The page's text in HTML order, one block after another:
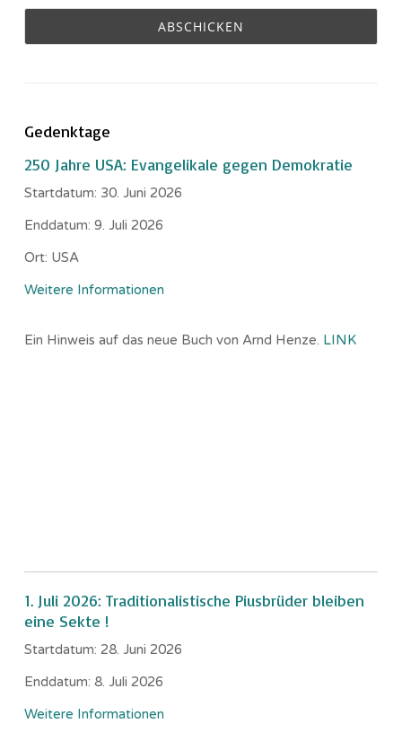
Gedenktage
250 Jahre USA: Evangelikale gegen Demokratie
Startdatum: 30. Juni 2026
Enddatum: 9. Juli 2026
Ort: USA
Weitere Informationen
Ein Hinweis auf das neue Buch von Arnd Henze. LINK
1. Juli 2026: Traditionalistische Piusbrüder bleiben
eine Sekte !
Startdatum: 28. Juni 2026
Enddatum: 8. Juli 2026
Weitere Informationen